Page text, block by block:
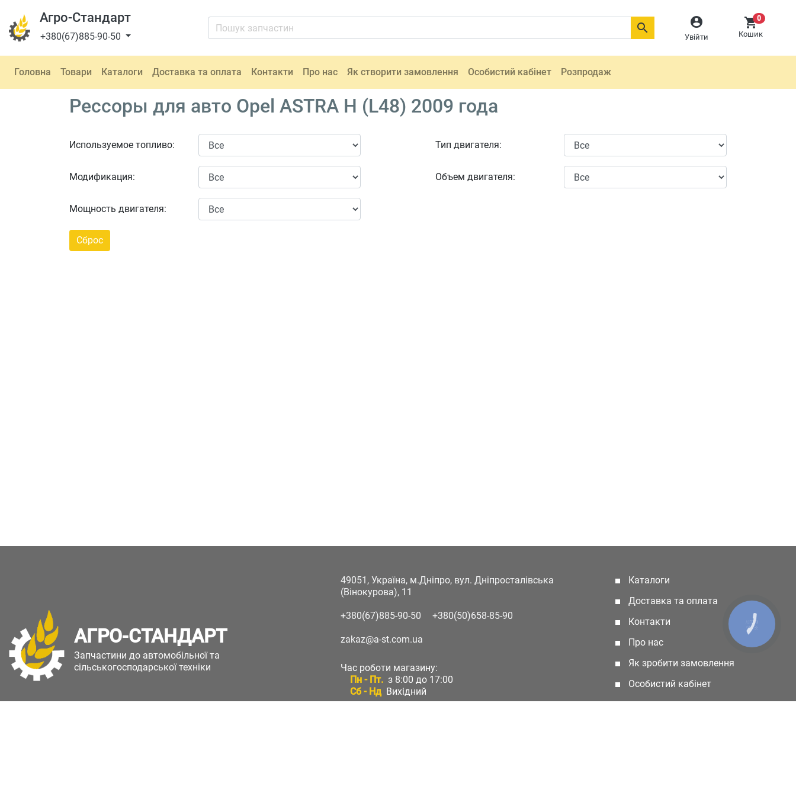
Агро-Стандарт
+380(67)885-90-50

Увійти
0
Кошик

Головна Товари Каталоги Доставка та оплата Контакти Про нас Як створити замовлення Особистий кабінет Розпродаж
Рессоры для авто Opel ASTRA H (L48) 2009 года
Используемое топливо:
Модификация:
Мощность двигателя:
Тип двигателя:
Объем двигателя:
АГРО-СТАНДАРТ
Запчастини до автомобільної та
сільськогосподарської техніки
49051, Україна, м.Дніпро, вул. Дніпросталівська
(Вінокурова), 11
+380(67)885-90-50 +380(50)658-85-90
zakaz@a-st.com.ua
Час роботи магазину:
Пн - Пт. з 8:00 до 17:00
Сб - Нд Вихідний
Каталоги
Доставка та оплата
Контакти
Про нас
Як зробити замовлення
Особистий кабінет
КНОПКА
ЗВ'ЯЗКУ